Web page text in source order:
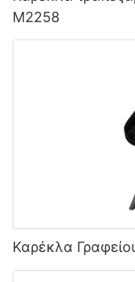
M2258
Καρέκλα